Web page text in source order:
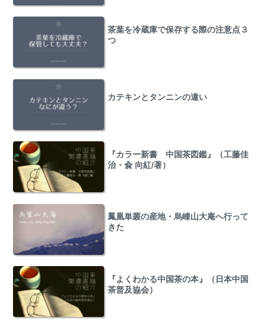
茶葉を冷蔵庫で保存する際の注意点３
つ
カテキンとタンニンの違い
『カラー新書 中国茶図鑑』（工藤佳
治・兪 向紅/著）
鳳凰単叢の産地・烏崠山大庵へ行って
きた
『よくわかる中国茶の本』（日本中国
茶普及協会）